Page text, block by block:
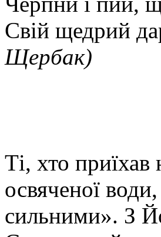
Свій щедрий
Щербак)
Ті, хто
освяченої
сильними». З